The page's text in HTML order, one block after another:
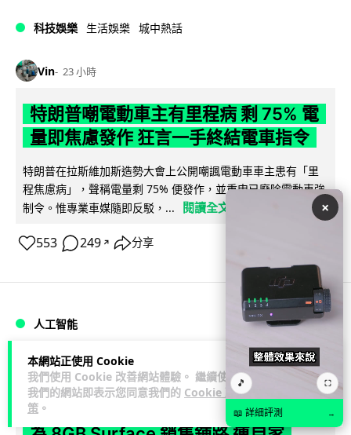
本網站正使用 Cookie
我們使用 Cookie 改善網站體驗。 繼續使用
我們的網站即表示您同意我們的 Cookie 政
策 。
科技娛樂 生活娛樂 城中熱話
Vin 23 小時
特朗普嘲電動車主有里程病 剩 75% 電
量即焦慮發作 狂言一手終結電車指令
特朗普在拉斯維加斯造勢大會上公開嘲諷電動車車主患有「里
程焦慮病」，聲稱電量剩 75% 便發作，並重申已廢除電動車強
制令。惟專業車媒隨即反駁，...
閱讀全文
553 249 ↗ 分享
人工智能
Lawton 23 小時
微軟刪走 32GB RAM 遊戲建議 分析:
×
🎵 ⛶
📖 詳細評測 →